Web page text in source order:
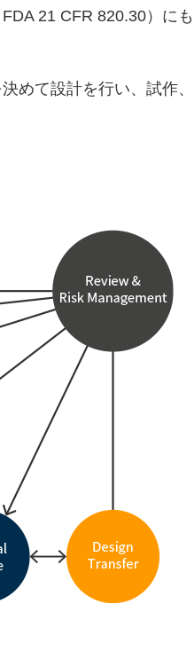
21 CFR 820.30）に
めて設計を行い、試作